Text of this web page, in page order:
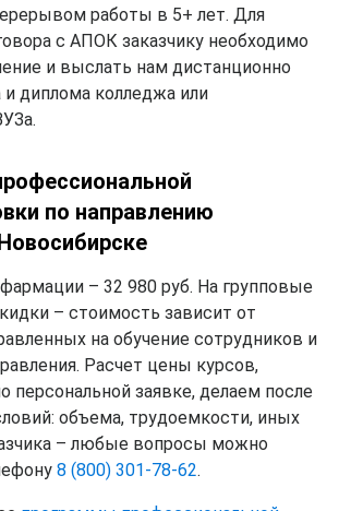
работы в 5+ лет. Для
с АПОК заказчику необходимо
и выслать нам дистанционно
диплома колледжа или
по направлению
– 32 980 руб. На групповые
– стоимость зависит от
на обучение сотрудников и
Расчет цены курсов,
персональной заявке, делаем после
объема, трудоемкости, иных
– любые вопросы можно
8 (800) 301-78-62.